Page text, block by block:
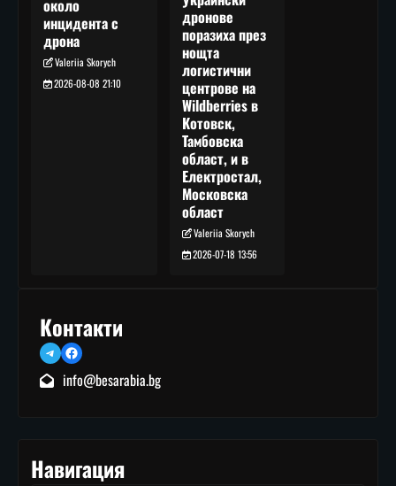
около
инцидента с
дрона
Valeriia Skorych
2026-08-08 21:10
дронове
поразиха през
нощта
логистични
центрове на
Wildberries в
Котовск,
Тамбовска
област, и в
Електростал,
Московска
област
Valeriia Skorych
2026-07-18 13:56
Контакти
TelegramFacebook
info@besarabia.bg
Навигация